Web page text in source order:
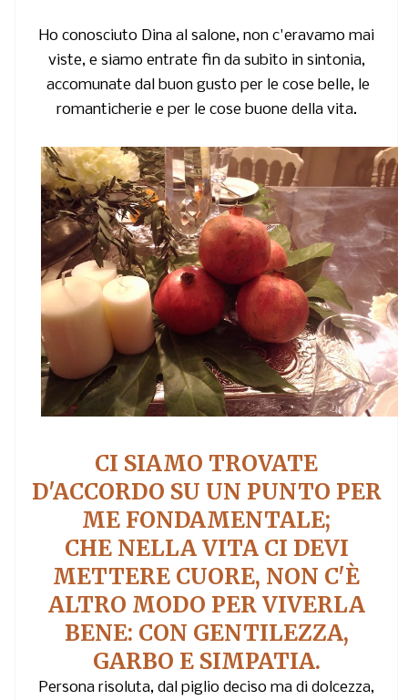
Ho conosciuto Dina al salone, non c'eravamo mai
viste, e siamo entrate fin da subito in sintonia,
accomunate dal buon gusto per le cose belle, le
romanticherie e per le cose buone della vita.
CI SIAMO TROVATE
D'ACCORDO SU UN PUNTO PER
ME FONDAMENTALE;
CHE NELLA VITA CI DEVI
METTERE CUORE, NON C'È
ALTRO MODO PER VIVERLA
BENE: CON GENTILEZZA,
GARBO E SIMPATIA.
Persona risoluta, dal piglio deciso ma di dolcezza,